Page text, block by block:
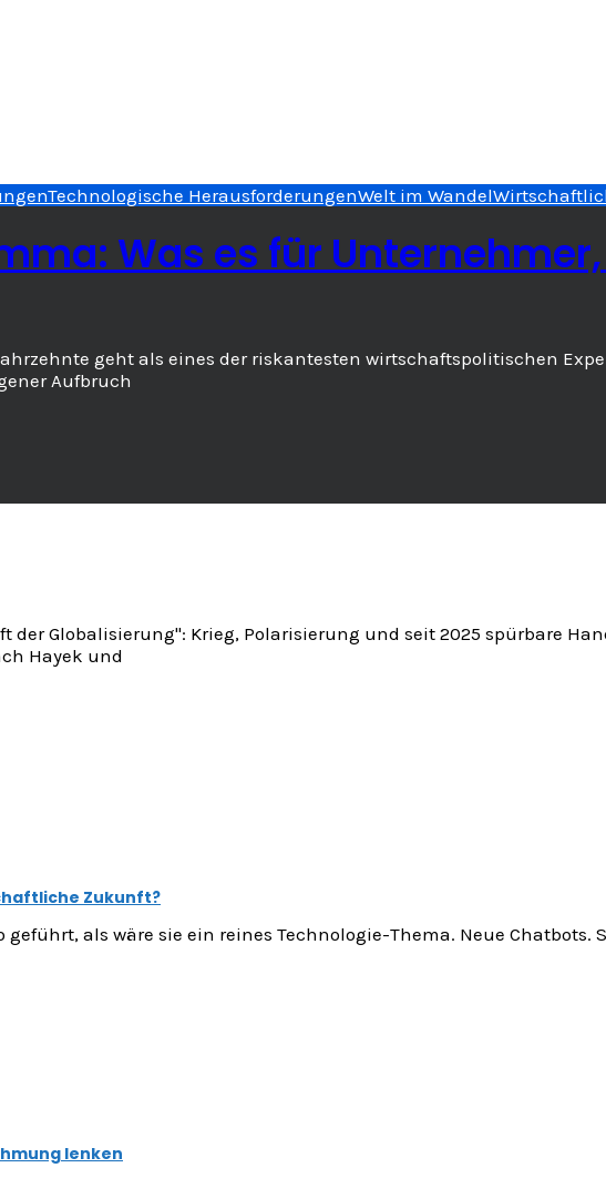
Technologische HerausforderungenWelt im Wandel
Was es für
geht als eines der riskantesten wirtschaftspolitischen
Aufbruch
Globalisierung": Krieg, Polarisierung und seit 2025 spürbare
Hayek und
Zukunft?
als wäre sie ein reines Technologie-Thema. Neue Chatbots.
lenken